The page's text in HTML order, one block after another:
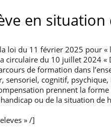
en
loi du 11 février 2025 pour «
circulaire du 10 juillet 2024
de formation dans
sensoriel, cognitif,
prennent la
ou de la situation de
» /]